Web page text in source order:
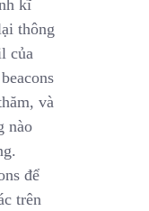
kĩ
thông
của
và
nào
để
trên